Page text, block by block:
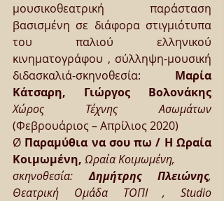
μουσικοθεατρική παράσταση
βασισμένη σε διάφορα στιγμιότυπα
του παλιού ελληνικού
κινηματογράφου , σύλληψη-μουσική
διδασκαλιά-σκηνοθεσία: Μαρία
Κάτσαρη, Γιώργος Βολονάκης
(Φεβρουάριος – Απρίλιος 2020)
Ø Παραμύθια να σου πω / Η Ωραία
Κοιμωμένη, Ωραία Κοιμωμένη,
σκηνοθεσία: Δημήτρης Πλειώνης,
Θεατρική Ομάδα ΤΟΠΙ , Studio